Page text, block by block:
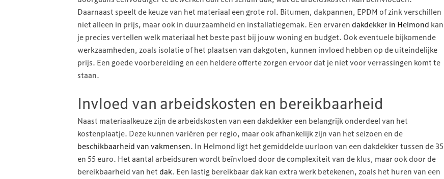
Daarnaast speelt de keuze van het materiaal een grote rol. Bitumen, dakpannen, EPDM of zink verschillen
niet alleen in prijs, maar ook in duurzaamheid en installatiegemak. Een ervaren dakdekker in Helmond kan
je precies vertellen welk materiaal het beste past bij jouw woning en budget. Ook eventuele bijkomende
werkzaamheden, zoals isolatie of het plaatsen van dakgoten, kunnen invloed hebben op de uiteindelijke
prijs. Een goede voorbereiding en een heldere offerte zorgen ervoor dat je niet voor verrassingen komt te
staan.
Invloed van arbeidskosten en bereikbaarheid
Naast materiaalkeuze zijn de arbeidskosten van een dakdekker een belangrijk onderdeel van het
kostenplaatje. Deze kunnen variëren per regio, maar ook afhankelijk zijn van het seizoen en de
beschikbaarheid van vakmensen. In Helmond ligt het gemiddelde uurloon van een dakdekker tussen de 35
en 55 euro. Het aantal arbeidsuren wordt beïnvloed door de complexiteit van de klus, maar ook door de
bereikbaarheid van het dak. Een lastig bereikbaar dak kan extra werk betekenen, zoals het huren van een